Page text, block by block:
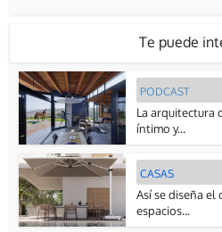
Te puede
PODCAST
La arquitectura
íntimo y...
CASAS
Así se diseña
espacios...